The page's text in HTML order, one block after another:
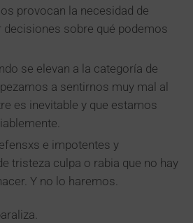
provocan la necesidad de
sobre qué podemos
se elevan a la categoría de
a sentirnos muy mal al
es inevitable y que estamos
e impotentes y
tristeza culpa o rabia que no hay
Y no lo haremos.